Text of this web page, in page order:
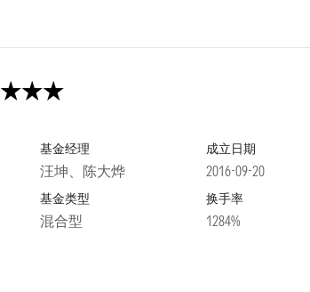
基金经理
汪坤、陈大烨
成立日期
2016-09-20
基金类型
混合型
换手率
1284%